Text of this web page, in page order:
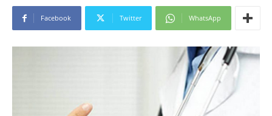
Facebook Twitter WhatsApp